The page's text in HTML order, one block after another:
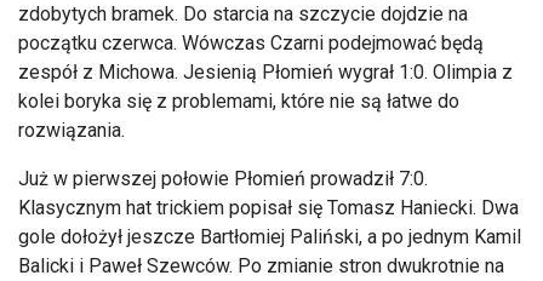
zdobytych bramek. Do starcia na szczycie dojdzie na
początku czerwca. Wówczas Czarni podejmować będą
zespół z Michowa. Jesienią Płomień wygrał 1:0. Olimpia z
kolei boryka się z problemami, które nie są łatwe do
rozwiązania.
Już w pierwszej połowie Płomień prowadził 7:0.
Klasycznym hat trickiem popisał się Tomasz Haniecki. Dwa
gole dołożył jeszcze Bartłomiej Paliński, a po jednym Kamil
Balicki i Paweł Szewców. Po zmianie stron dwukrotnie na